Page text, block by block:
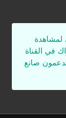
لمشاهدة
في القناة
صانع